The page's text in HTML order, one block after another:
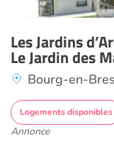
Les Jardins
Le Jardin des
Bourg-en-
Logements disponibles
Annonce